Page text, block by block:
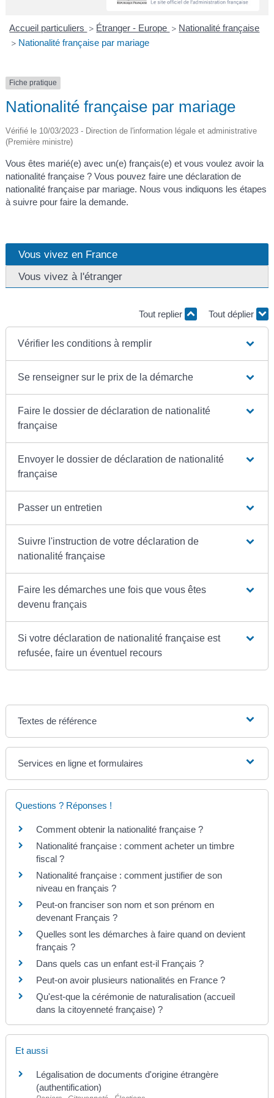
Accueil particuliers > Étranger - Europe > Nationalité française
> Nationalité française par mariage
Fiche pratique
Nationalité française par mariage
Vérifié le 10/03/2023 - Direction de l'information légale et administrative
(Première ministre)
Vous êtes marié(e) avec un(e) français(e) et vous voulez avoir la
nationalité française ? Vous pouvez faire une déclaration de
nationalité française par mariage. Nous vous indiquons les étapes
à suivre pour faire la demande.
Vous vivez en France
Vous vivez à l'étranger
Tout replier Tout déplier
Vérifier les conditions à remplir
Se renseigner sur le prix de la démarche
Faire le dossier de déclaration de nationalité
française
Envoyer le dossier de déclaration de nationalité
française
Passer un entretien
Suivre l'instruction de votre déclaration de
nationalité française
Faire les démarches une fois que vous êtes
devenu français
Si votre déclaration de nationalité française est
refusée, faire un éventuel recours
Textes de référence
Services en ligne et formulaires
Questions ? Réponses !
Comment obtenir la nationalité française ?
Nationalité française : comment acheter un timbre
fiscal ?
Nationalité française : comment justifier de son
niveau en français ?
Peut-on franciser son nom et son prénom en
devenant Français ?
Quelles sont les démarches à faire quand on devient
français ?
Dans quels cas un enfant est-il Français ?
Peut-on avoir plusieurs nationalités en France ?
Qu'est-que la cérémonie de naturalisation (accueil
dans la citoyenneté française) ?
Et aussi
Légalisation de documents d'origine étrangère
(authentification)